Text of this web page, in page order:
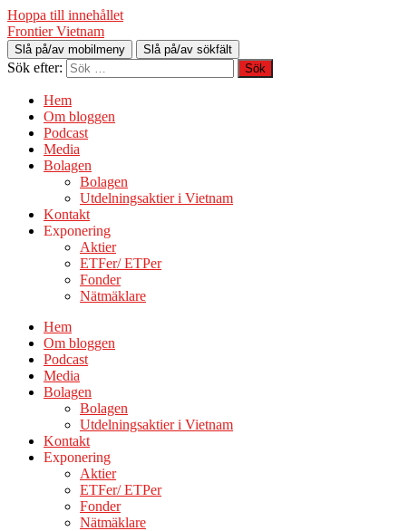
Hoppa till innehållet
Frontier Vietnam
Slå på/av mobilmeny Slå på/av sökfält
Sök efter:
Hem
Om bloggen
Podcast
Media
Bolagen
Bolagen
Utdelningsaktier i Vietnam
Kontakt
Exponering
Aktier
ETFer/ ETPer
Fonder
Nätmäklare
Hem
Om bloggen
Podcast
Media
Bolagen
Bolagen
Utdelningsaktier i Vietnam
Kontakt
Exponering
Aktier
ETFer/ ETPer
Fonder
Nätmäklare